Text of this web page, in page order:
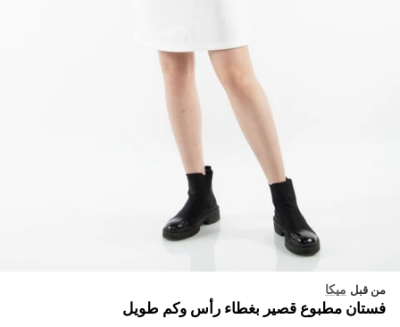
من قبل ميكا
فستان مطبوع قصير بغطاء رأس وكم طويل